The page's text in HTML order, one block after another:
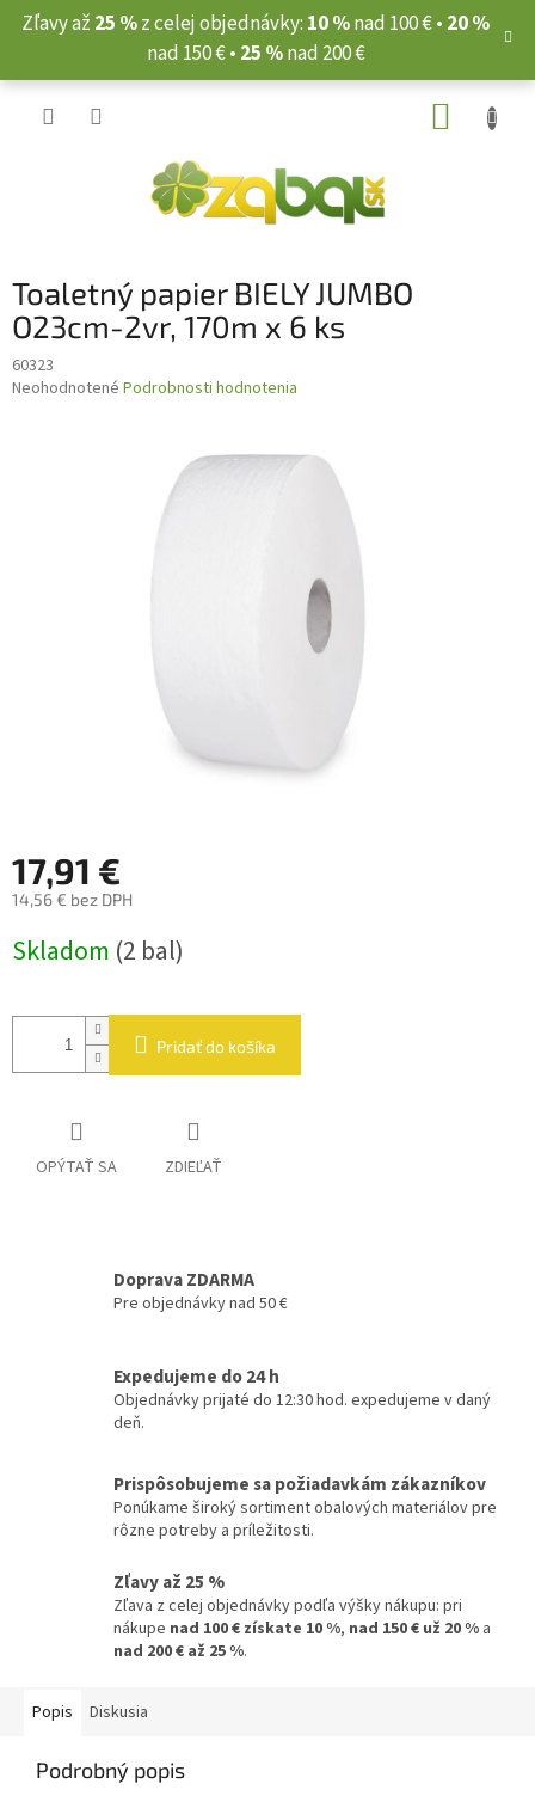
Prejsť
Zľavy až 25 %z celej objednávky: 10 %nad 100 € • 20 %
nad 150 € • 25 %nad 200 €
Toaletný papier BIELY JUMBO
O23cm-2vr, 170m x 6 ks
60323
Priemerné
Neohodnotené Podrobnosti hodnotenia
17,91 €
14,56 € bez DPH
cena:
Skladom (2 bal)
Pridať do košíka
OPÝTAŤ SA ZDIEĽAŤ
Doprava ZDARMA
Pre objednávky nad 50 €
Expedujeme do 24 h
Objednávky prijaté do 12:30 hod. expedujeme v daný
deň.
Prispôsobujeme sa požiadavkám zákazníkov
Ponúkame široký sortiment obalových materiálov pre
rôzne potreby a príležitosti.
Zľavy až 25 %
Zľava z celej objednávky podľa výšky nákupu: pri
nákupe nad 100 € získate 10 %, nad 150 € už 20 % a
nad 200 € až 25 %.
Popis Diskusia
Podrobný popis